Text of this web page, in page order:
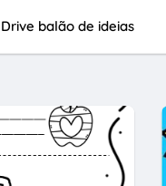
Drive balão de ideias